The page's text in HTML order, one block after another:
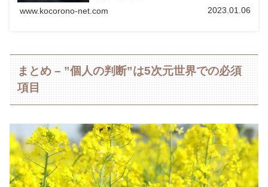
www.kocorono-net.com 2023.01.06
まとめ – ”個人の判断”は5次元世界での必須
項目